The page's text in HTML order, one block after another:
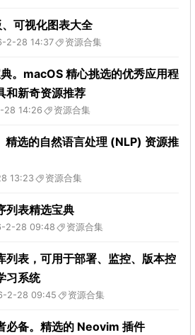
可视化图表大全
2-28 14:37 资源合集
。macOS 精心挑选的优秀应用程
和新奇资源推荐
28 14:26 资源合集
精选的自然语言处理 (NLP) 资源推
13:23 资源合集
列表精选宝典
2-28 09:48 资源合集
列表，可用于部署、监控、版本控
习系统
2-28 09:45 资源合集
必备。精选的 Neovim 插件